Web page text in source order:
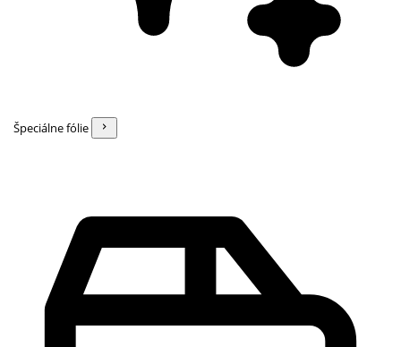
Špeciálne fólie